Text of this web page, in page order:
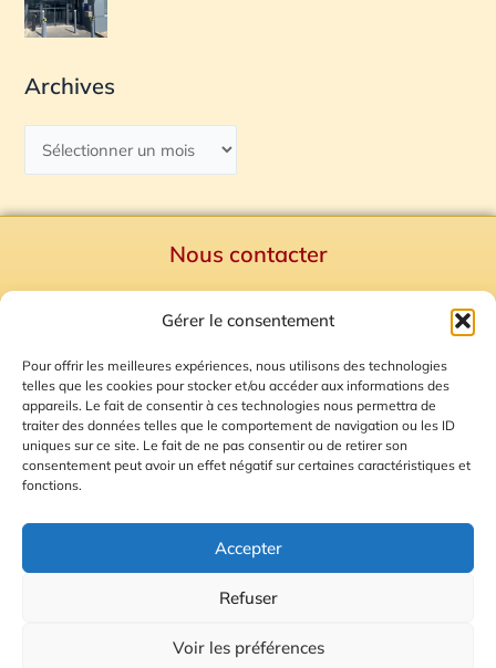
Gérer le consentement
Pour offrir les meilleures expériences, nous utilisons des technologies
telles que les cookies pour stocker et/ou accéder aux informations des
appareils. Le fait de consentir à ces technologies nous permettra de
traiter des données telles que le comportement de navigation ou les ID
uniques sur ce site. Le fait de ne pas consentir ou de retirer son
consentement peut avoir un effet négatif sur certaines caractéristiques et
fonctions.
Accepter
Refuser
Voir les préférences
Archives
Nous contacter
Mentions Légales
Plan du site
Gestion des Cookies
© 2026 Radio Calade